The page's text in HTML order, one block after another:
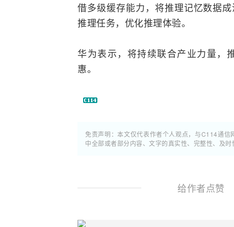
借多级缓存能力，将推理记忆数据
推理任务，优化推理体验。
华为表示，将持续联合产业力量，
惠。
免责声明：本文仅代表作者个人观点，与C114通
中全部或者部分内容、文字的真实性、完整性、及
给作者点赞